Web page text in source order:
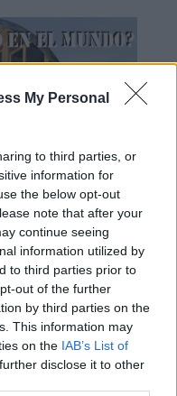
My Personal
to third parties, or
information for
the below opt-out
note that after your
continue seeing
information utilized by
to third parties prior to
out of the further
by third parties on the
This information may
on the IAB’s List of
disclose it to other
EN EL
centros de